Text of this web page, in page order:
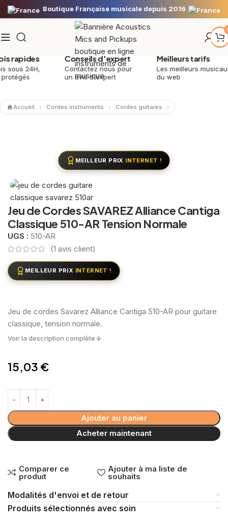
Boutique Française musicale depuis 2016
24H,
Conseils d'expert
Contactez nous pour
un avis d'expert
Meilleurs tarifs
Les meilleurs musicaux
du web
Accueil Cordes instruments Cordes guitares
MEILLEUR PRIX INTERNET !
Jeu de Cordes SAVAREZ Alliance Cantiga
Classique 510-AR Tension Normale
UGS : 510-AR
(1 avis client)
MEILLEUR PRIX INTERNET !
Jeu de cordes Savarez Alliance Cantiga 510-AR pour guitare
classique, tension normale.
Voir la description complète
15,03 €
Ajouter au panier
Acheter maintenant
Comparer ce
produit
Ajouter à ma liste de
souhaits
Modalités d'envoi et de retour
Produits sélectionnés avec soin